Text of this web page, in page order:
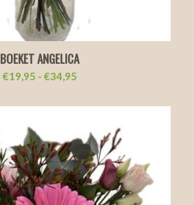
BOEKET ANGELICA
€19,95 - €34,95Prijsklasse:
tot